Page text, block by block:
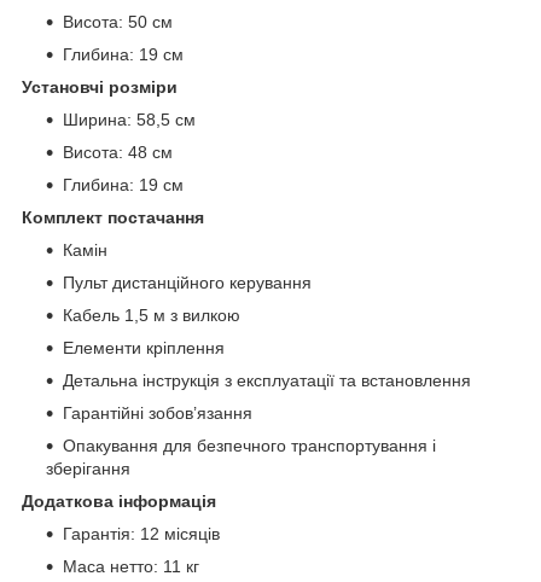
Висота: 50 см
Глибина: 19 см
Установчі розміри
Ширина: 58,5 см
Висота: 48 см
Глибина: 19 см
Комплект постачання
Камін
Пульт дистанційного керування
Кабель 1,5 м з вилкою
Елементи кріплення
Детальна інструкція з експлуатації та встановлення
Гарантійні зобов’язання
Опакування для безпечного транспортування і
зберігання
Додаткова інформація
Гарантія: 12 місяців
Маса нетто: 11 кг